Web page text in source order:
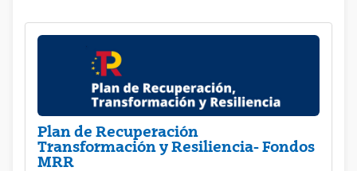
Plan de Recuperación
Transformación y Resiliencia- Fondos
MRR